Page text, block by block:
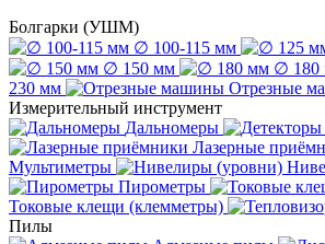
Болгарки (УШМ)
∅ 100-115 мм
∅ 150 мм
∅ 180
230 мм
Отрезные
Измерительный инструмент
Дальномеры
Лазерные
Мультиметры
Пирометры
Токовые клещи (клемметры)
Пилы